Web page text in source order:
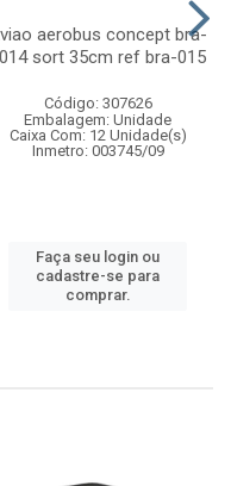
aerobus concept bra-
sort 35cm ref bra-015
Código: 307626
Embalagem: Unidade
Caixa Com: 12 Unidade(s)
Inmetro: 003745/09
Faça seu login ou
cadastre-se para
comprar.